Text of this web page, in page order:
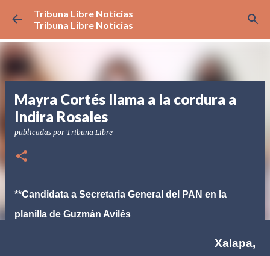
Ir al contenido principal
Tribuna Libre Noticias
Tribuna Libre Noticias
Mayra Cortés llama a la cordura a
Indira Rosales
publicadas por Tribuna Libre
**Candidata a Secretaria General del PAN en la
planilla de Guzmán Avilés
Xalapa,